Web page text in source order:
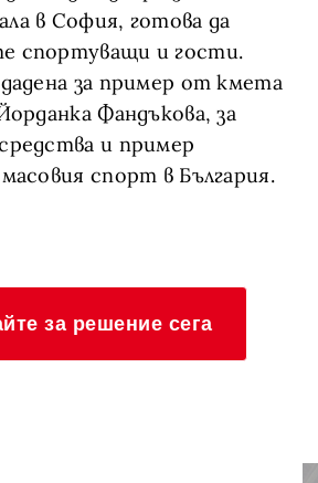
в София, готова да
спортуващи и гости.
за пример от кмета
Фандъкова, за
и пример
спорт в България.
за решение сега